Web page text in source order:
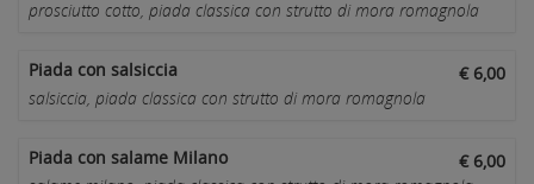
prosciutto cotto, piada classica con strutto di mora romagnola
Piada con salsiccia
€ 6,00
salsiccia, piada classica con strutto di mora romagnola
Piada con salame Milano
€ 6,00